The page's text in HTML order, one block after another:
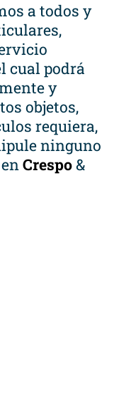
a todos y
cual podrá
y
objetos,
requiera,
ninguno
Crespo&